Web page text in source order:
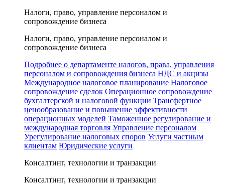
Налоги, право, управление персоналом и
сопровождение бизнеса
Налоги, право, управление персоналом и
сопровождение бизнеса
Подробнее о департаменте налогов, права, управления
персоналом и сопровождения бизнеса НДС и акцизы
Международное налоговое планирование Налоговое
сопровождение сделок Операционное сопровождение
бухгалтерской и налоговой функции Трансфертное
ценообразование и повышение эффективности
операционных моделей Таможенное регулирование и
международная торговля Управление персоналом
Урегулирование налоговых споров Услуги частным
клиентам Юридические услуги
Консалтинг, технологии и транзакции
Консалтинг, технологии и транзакции